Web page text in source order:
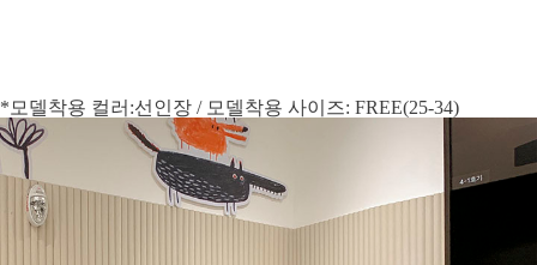
*모델착용 컬러:선인장 / 모델착용 사이즈: FREE(25-34)